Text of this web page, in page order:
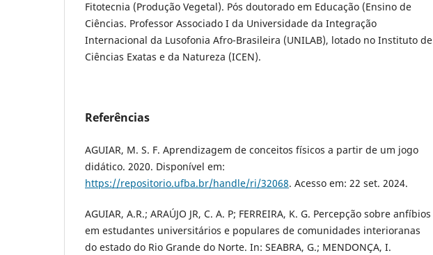
Fitotecnia (Produção Vegetal). Pós doutorado em Educação (Ensino de
Ciências. Professor Associado I da Universidade da Integração
Internacional da Lusofonia Afro-Brasileira (UNILAB), lotado no Instituto de
Ciências Exatas e da Natureza (ICEN).
Referências
AGUIAR, M. S. F. Aprendizagem de conceitos físicos a partir de um jogo
didático. 2020. Disponível em:
https://repositorio.ufba.br/handle/ri/32068. Acesso em: 22 set. 2024.
AGUIAR, A.R.; ARAÚJO JR, C. A. P; FERREIRA, K. G. Percepção sobre anfíbios
em estudantes universitários e populares de comunidades interioranas
do estado do Rio Grande do Norte. In: SEABRA, G.; MENDONÇA, I.